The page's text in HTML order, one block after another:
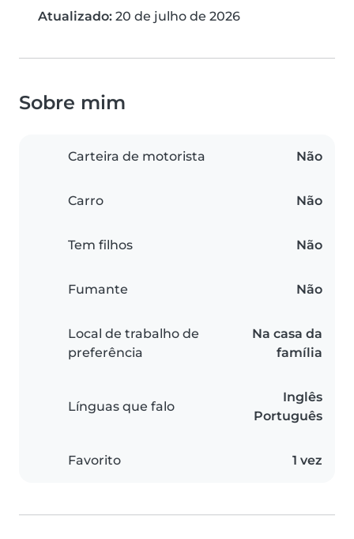
Atualizado: 20 de julho de 2026
Sobre mim
Carteira de motorista Não
Carro Não
Tem filhos Não
Fumante Não
Local de trabalho de
preferência
Na casa da
família
Línguas que falo
Inglês
Português
Favorito 1 vez